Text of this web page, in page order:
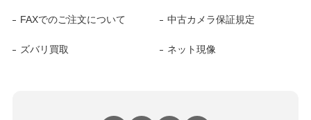
FAXでのご注文について 中古カメラ保証規定
ズバリ買取 ネット現像